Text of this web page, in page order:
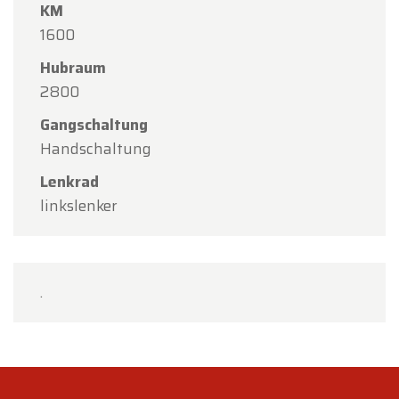
KM
1600
Hubraum
2800
Gangschaltung
Handschaltung
Lenkrad
linkslenker
.